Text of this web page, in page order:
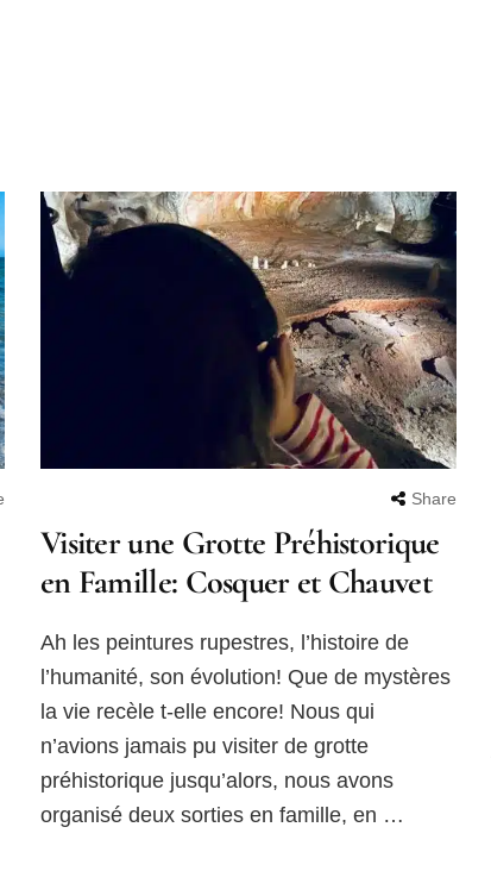
Share
Visiter une Grotte Préhistorique
en Famille: Cosquer et Chauvet
Ah les peintures rupestres, l’histoire de
l’humanité, son évolution! Que de mystères
la vie recèle t-elle encore! Nous qui
n’avions jamais pu visiter de grotte
préhistorique jusqu’alors, nous avons
organisé deux sorties en famille, en …